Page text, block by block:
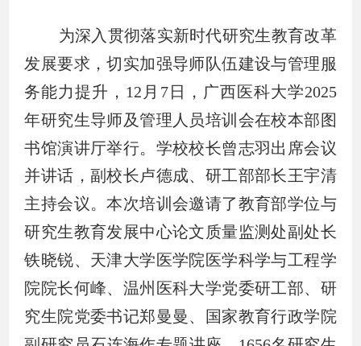
为深入贯彻落实新时代研究生教育改革
发展要求，切实加强导师队伍建设与管理服
务能力提升， 12 月 7日，广西医科大学2025
年研究生导师及管理人员培训会在校本部图
书馆演讲厅举行。学校校长曾志羽出席会议
并讲话， 副校长卢德成、研工部部长王宇清
主持会议。本次培训会邀请了教育部学位与
研究生教育发展中心论文质量监测处副处长
铁晓锐、天津大学医学院医学科学与工程学
院院长何峰、温州医科大学党委研工部、研
究生院党委书记郑曼曼、国家教育行政学院